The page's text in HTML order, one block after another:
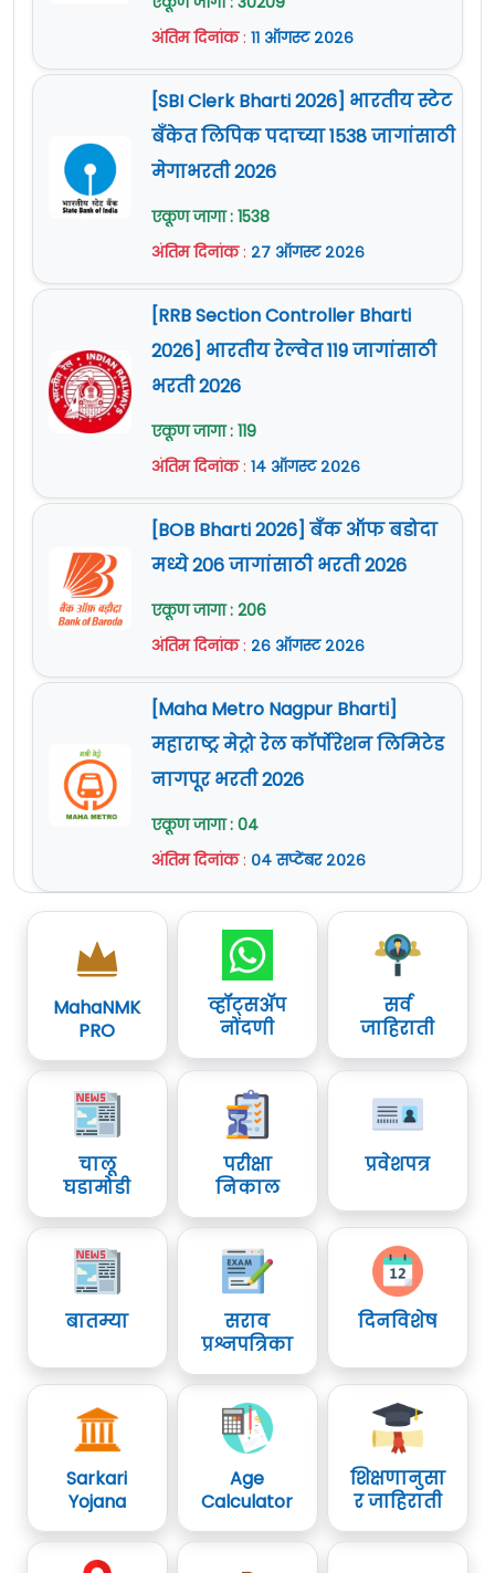
अंतिम दिनांक: ११ ऑगस्ट २०२६
[SBI Clerk Bharti 2026] भारतीय स्टेट
बँकेत लिपिक पदाच्या 1538 जागांसाठी
मेगाभरती 2026
एकूण जागा : 1538
अंतिम दिनांक: २७ ऑगस्ट २०२६
[RRB Section Controller Bharti
2026] भारतीय रेल्वेत 119 जागांसाठी
भरती 2026
एकूण जागा : 119
अंतिम दिनांक: १४ ऑगस्ट २०२६
[BOB Bharti 2026] बँक ऑफ बडोदा
मध्ये 206 जागांसाठी भरती 2026
एकूण जागा : 206
अंतिम दिनांक: २६ ऑगस्ट २०२६
[Maha Metro Nagpur Bharti]
महाराष्ट्र मेट्रो रेल कॉर्पोरेशन लिमिटेड
नागपूर भरती 2026
एकूण जागा : 04
अंतिम दिनांक: ०४ सप्टेंबर २०२६
MahaNMK
PRO
व्हॉट्सॲप
नोंदणी
सर्व
जाहिराती
चालू
घडामोडी
परीक्षा
निकाल
प्रवेशपत्र
बातम्या
सराव
प्रश्नपत्रिका
दिनविशेष
Sarkari
Yojana
Age
Calculator
शिक्षणानुसा
र जाहिराती